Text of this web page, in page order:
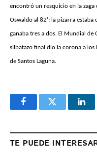
encontró un resquicio en la
Oswaldo al 82’; la pizarra
ganaba tres a dos. El Mundial de
silbatazo final dio la corona a
de Santos Laguna.
FacebookTwitter
TE PUEDE